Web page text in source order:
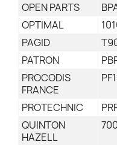
OPEN PARTS
OPTIMAL
PAGID
PATRON
PROCODIS
FRANCE
PROTECHNIC
QUINTON
HAZELL